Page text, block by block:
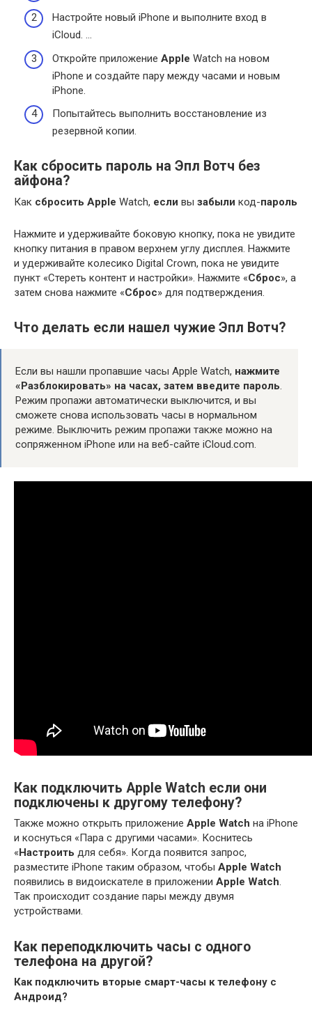
Настройте новый iPhone и выполните вход в
iCloud. …
Откройте приложение Apple Watch на новом
iPhone и создайте пару между часами и новым
iPhone.
Попытайтесь выполнить восстановление из
резервной копии.
Как сбросить пароль на Эпл Вотч без
айфона?
Как сбросить Apple Watch, если вы забыли код-пароль
Нажмите и удерживайте боковую кнопку, пока не увидите
кнопку питания в правом верхнем углу дисплея. Нажмите
и удерживайте колесико Digital Crown, пока не увидите
пункт «Стереть контент и настройки». Нажмите «Сброс», а
затем снова нажмите «Сброс» для подтверждения.
Что делать если нашел чужие Эпл Вотч?
Если вы нашли пропавшие часы Apple Watch, нажмите
«Разблокировать» на часах, затем введите пароль.
Режим пропажи автоматически выключится, и вы
сможете снова использовать часы в нормальном
режиме. Выключить режим пропажи также можно на
сопряженном iPhone или на веб-сайте iCloud.com.
Как подключить Apple Watch если они
подключены к другому телефону?
Также можно открыть приложение Apple Watch на iPhone
и коснуться «Пара с другими часами». Коснитесь
« Настроить для себя». Когда появится запрос,
разместите iPhone таким образом, чтобы Apple Watch
появились в видоискателе в приложении Apple Watch.
Так происходит создание пары между двумя
устройствами.
Как переподключить часы с одного
телефона на другой?
Как подключить вторые смарт-часы ктелефону с
Андроид?